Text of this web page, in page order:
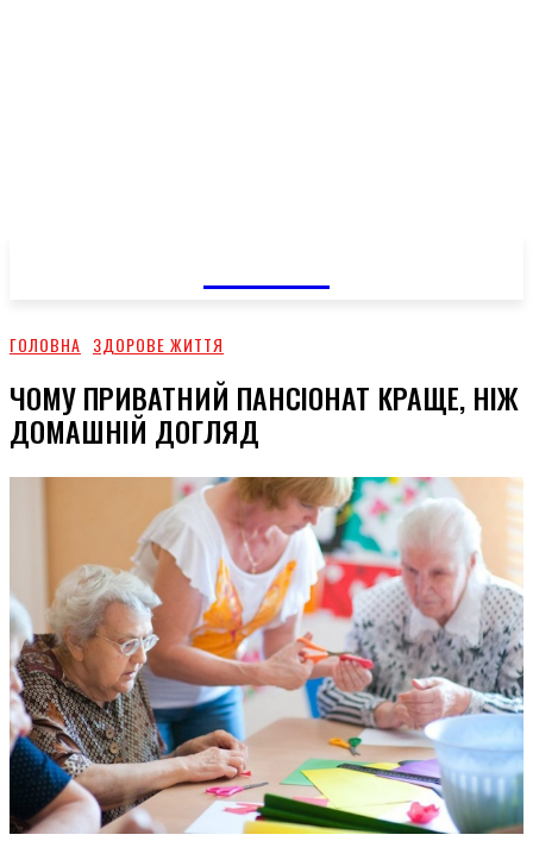
ГОЛОВНА ЗДОРОВЕ ЖИТТЯ
ЧОМУ ПРИВАТНИЙ ПАНСІОНАТ КРАЩЕ, НІЖ
ДОМАШНІЙ ДОГЛЯД